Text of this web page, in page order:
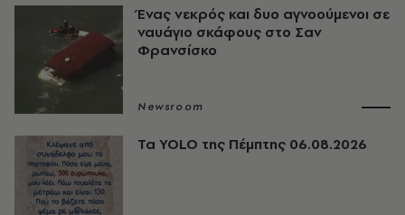
Ένας νεκρός και δυο αγνοούμενοι σε
ναυάγιο σκάφους στο Σαν
Φρανσίσκο
Newsroom
Τα YOLO της Πέμπτης 06.08.2026